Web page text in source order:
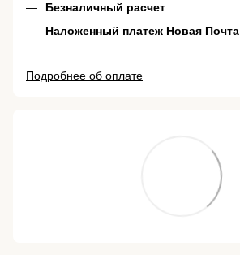
Безналичный расчет
Наложенный платеж Новая Почта
Подробнее об оплате